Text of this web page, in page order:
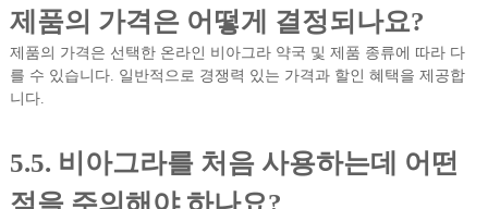
제품의 가격은 어떻게 결정되나요?
제품의 가격은 선택한 온라인 비아그라 약국 및 제품 종류에 따라 다
를 수 있습니다. 일반적으로 경쟁력 있는 가격과 할인 혜택을 제공합
니다.
5.5. 비아그라를 처음 사용하는데 어떤